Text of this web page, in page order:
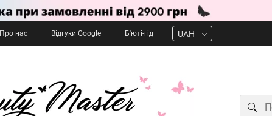
Про нас Відгуки Google Б'юті-гід UAH